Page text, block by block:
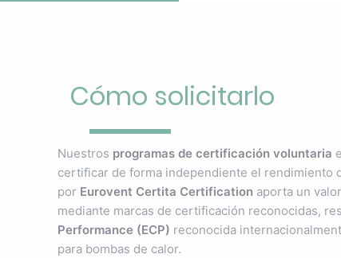
Cómo solicitarlo
Nuestros programas de certificación voluntaria
certificar de forma independiente el rendimiento
por Eurovent Certita Certification aporta un
mediante marcas de certificación reconocidas,
Performance (ECP) reconocida
para bombas de calor.